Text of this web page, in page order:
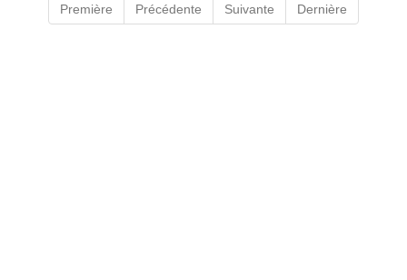
Première Précédente Suivante Dernière